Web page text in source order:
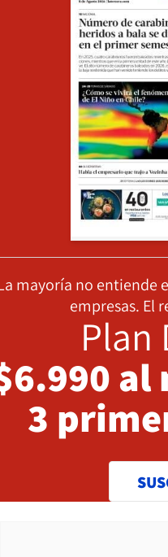
mayoría no entiende
empresas. El
Plan
al
3